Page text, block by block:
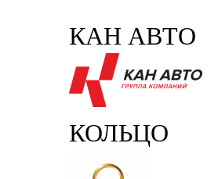
КАН АВТО
КОЛЬЦО